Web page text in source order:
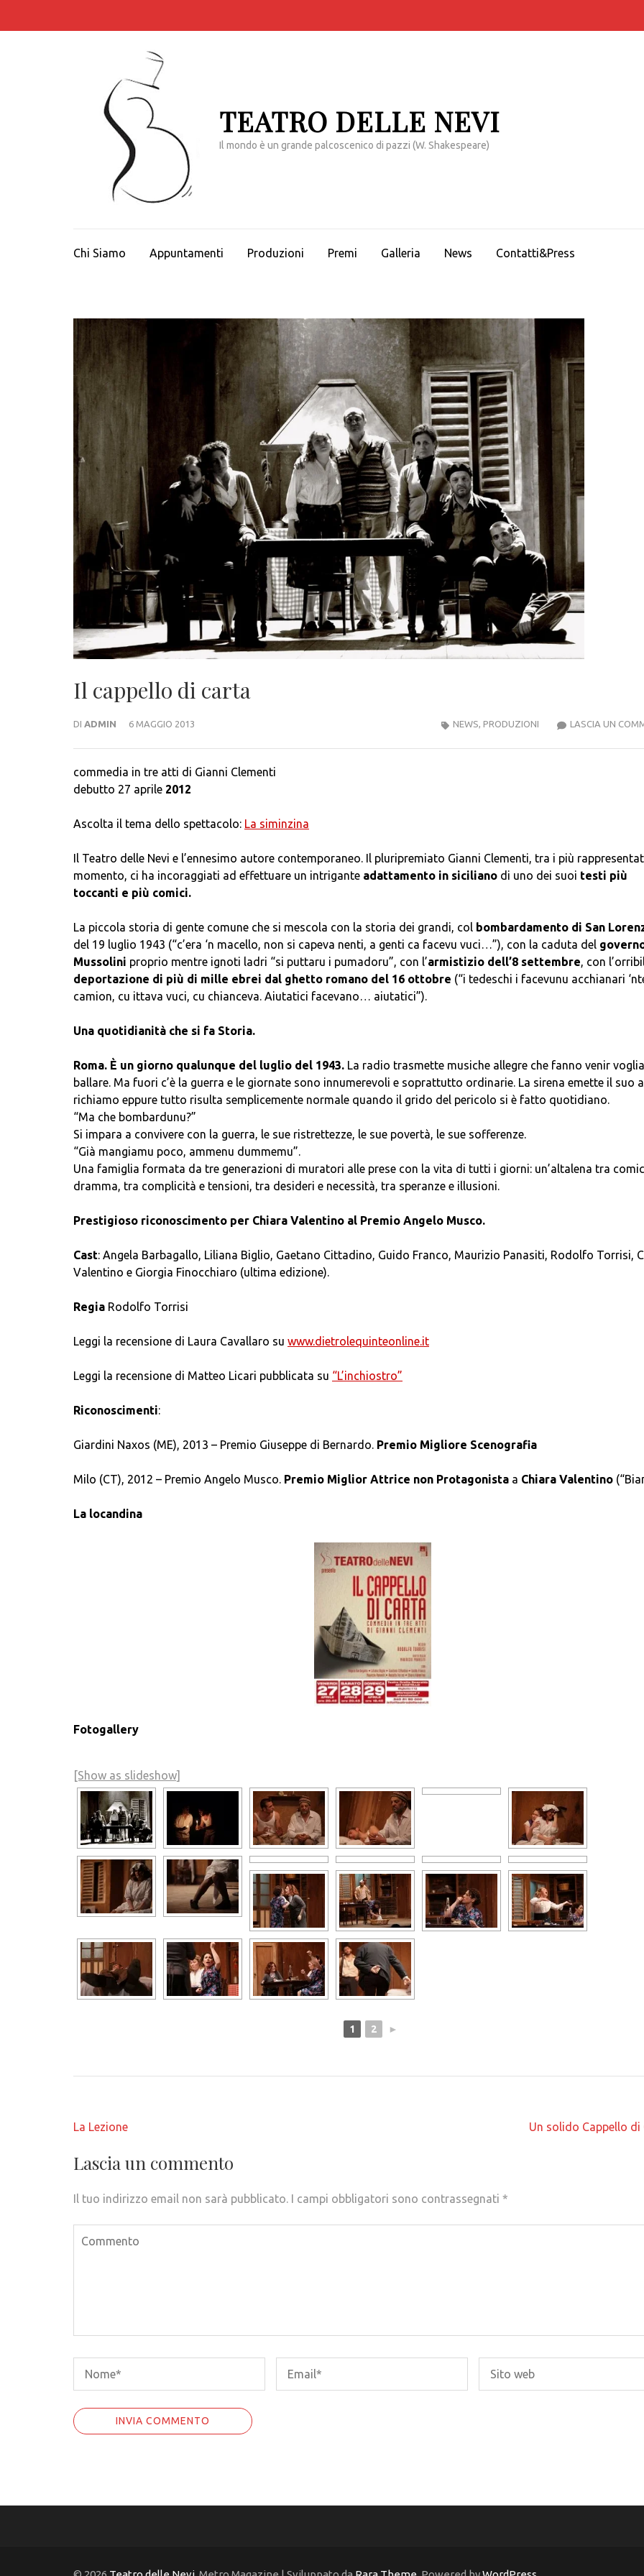
TEATRO DELLE NEVI
Il mondo è un grande palcoscenico di pazzi (W. Shakespeare)
Chi Siamo Appuntamenti Produzioni Premi Galleria News Contatti&Press
Il cappello di carta
DI ADMIN 6 MAGGIO 2013 LASCIA UN
NEWS PRODUZIONI
commedia in tre atti di Gianni Clementi
debutto 27 aprile 2012
Ascolta il tema dello spettacolo: La siminzina
Il Teatro delle Nevi e l’ennesimo autore contemporaneo. Il pluripremiato Gianni Clementi, tra i più
momento, ci ha incoraggiati ad effettuare un intrigante adattamento in siciliano di uno dei suoi testi più
toccanti e più comici.
La piccola storia di gente comune che si mescola con la storia dei grandi, col bombardamento di San
del 19 luglio 1943 (“c’era ‘n macello, non si capeva nenti, a genti ca facevu vuci…”), con la caduta del
Mussolini proprio mentre ignoti ladri “si puttaru i pumadoru”, con l’armistizio dell’8 settembre , con
deportazione di più di mille ebrei dal ghetto romano del 16 ottobre (“i tedeschi i facevunu acchianari
camion, cu ittava vuci, cu chianceva. Aiutatici facevano… aiutatici”).
Una quotidianità che si fa Storia.
Roma. È un giorno qualunque del luglio del 1943. La radio trasmette musiche allegre che fanno venir
ballare. Ma fuori c’è la guerra e le giornate sono innumerevoli e soprattutto ordinarie. La sirena emette il suo
richiamo eppure tutto risulta semplicemente normale quando il grido del pericolo si è fatto quotidiano.
“Ma che bombardunu?”
Si impara a convivere con la guerra, le sue ristrettezze, le sue povertà, le sue sofferenze.
“Già mangiamu poco, ammenu dummemu”.
Una famiglia formata da tre generazioni di muratori alle prese con la vita di tutti i giorni: un’altalena tra
dramma, tra complicità e tensioni, tra desideri e necessità, tra speranze e illusioni.
Prestigioso riconoscimento per Chiara Valentino al Premio Angelo Musco.
Cast: Angela Barbagallo, Liliana Biglio, Gaetano Cittadino, Guido Franco, Maurizio Panasiti, Rodolfo Torrisi,
Valentino e Giorgia Finocchiaro (ultima edizione).
Regia Rodolfo Torrisi
Leggi la recensione di Laura Cavallaro su www.dietrolequinteonline.it
Leggi la recensione di Matteo Licari pubblicata su “L’inchiostro”
Riconoscimenti:
Giardini Naxos (ME), 2013 – Premio Giuseppe di Bernardo. Premio Migliore Scenografia
Milo (CT), 2012 – Premio Angelo Musco. Premio Miglior Attrice non Protagonista a Chiara Valentino
La locandina
Fotogallery
[Show as slideshow]
1 2 ►
Navigazione
La Lezione Un solido Cappello di
Lascia un commento
Il tuo indirizzo email non sarà pubblicato. I campi obbligatori sono contrassegnati *